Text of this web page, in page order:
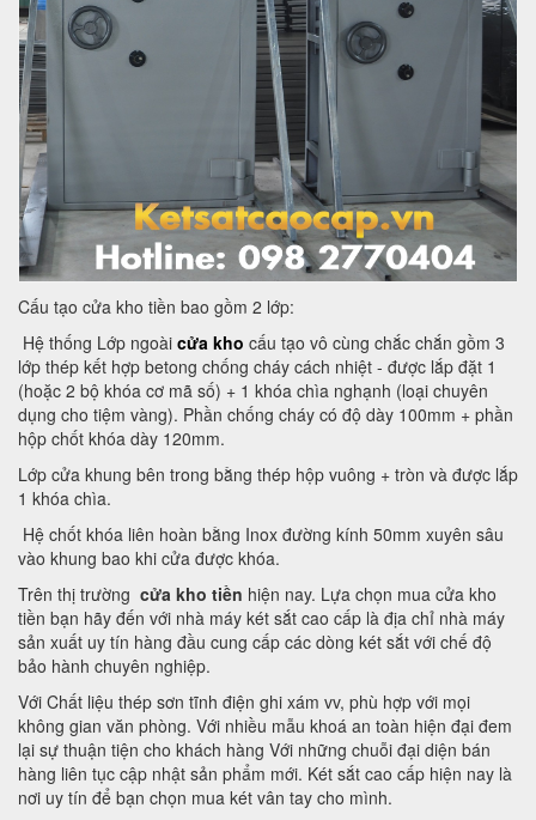
Cấu tạo cửa kho tiền bao gồm 2 lớp:
Hệ thống Lớp ngoài cửa kho cấu tạo vô cùng chắc chắn gồm 3
lớp thép kết hợp betong chống cháy cách nhiệt - được lắp đặt 1
(hoặc 2 bộ khóa cơ mã số) + 1 khóa chìa nghạnh (loại chuyên
dụng cho tiệm vàng). Phần chống cháy có độ dày 100mm + phần
hộp chốt khóa dày 120mm.
Lớp cửa khung bên trong bằng thép hộp vuông + tròn và được lắp
1 khóa chìa.
Hệ chốt khóa liên hoàn bằng Inox đường kính 50mm xuyên sâu
vào khung bao khi cửa được khóa.
Trên thị trường cửa kho tiền hiện nay. Lựa chọn mua cửa kho
tiền bạn hãy đến với nhà máy két sắt cao cấp là địa chỉ nhà máy
sản xuất uy tín hàng đầu cung cấp các dòng két sắt với chế độ
bảo hành chuyên nghiệp.
Với Chất liệu thép sơn tĩnh điện ghi xám vv, phù hợp với mọi
không gian văn phòng. Với nhiều mẫu khoá an toàn hiện đại đem
lại sự thuận tiện cho khách hàng Với những chuỗi đại diện bán
hàng liên tục cập nhật sản phẩm mới. Két sắt cao cấp hiện nay là
nơi uy tín để bạn chọn mua két vân tay cho mình.